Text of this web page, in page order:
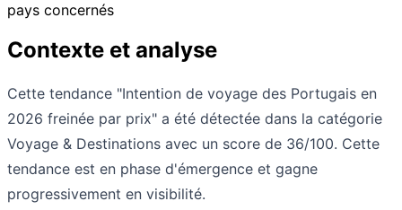
pays concernés
Contexte et analyse
Cette tendance "Intention de voyage des Portugais en
2026 freinée par prix" a été détectée dans la catégorie
Voyage & Destinations avec un score de 36/100. Cette
tendance est en phase d'émergence et gagne
progressivement en visibilité.